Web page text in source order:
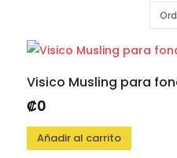
Visico Musling para
₡0
Añadir al carrito